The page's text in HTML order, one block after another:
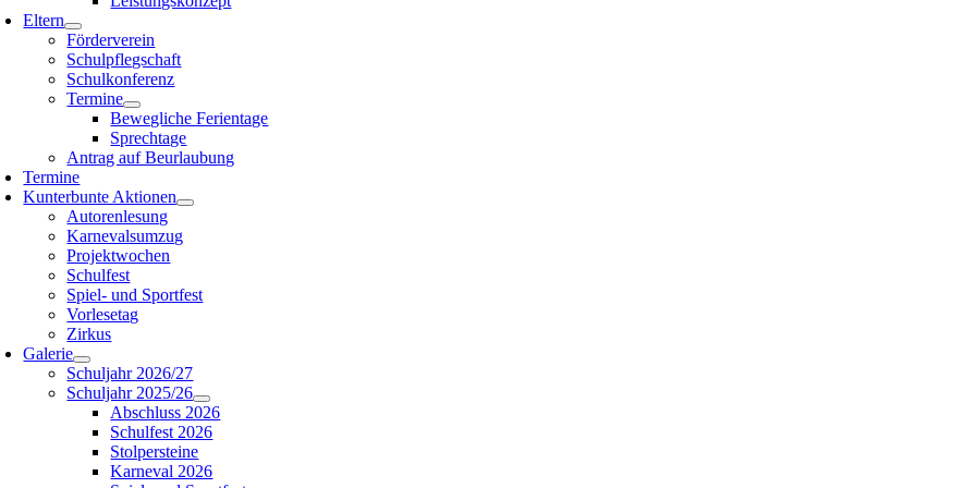
Eltern
Förderverein
Schulpflegschaft
Schulkonferenz
Termine
Bewegliche Ferientage
Sprechtage
Antrag auf Beurlaubung
Termine
Kunterbunte Aktionen
Autorenlesung
Karnevalsumzug
Projektwochen
Schulfest
Spiel- und Sportfest
Vorlesetag
Zirkus
Galerie
Schuljahr 2026/27
Schuljahr 2025/26
Abschluss 2026
Schulfest 2026
Stolpersteine
Karneval 2026